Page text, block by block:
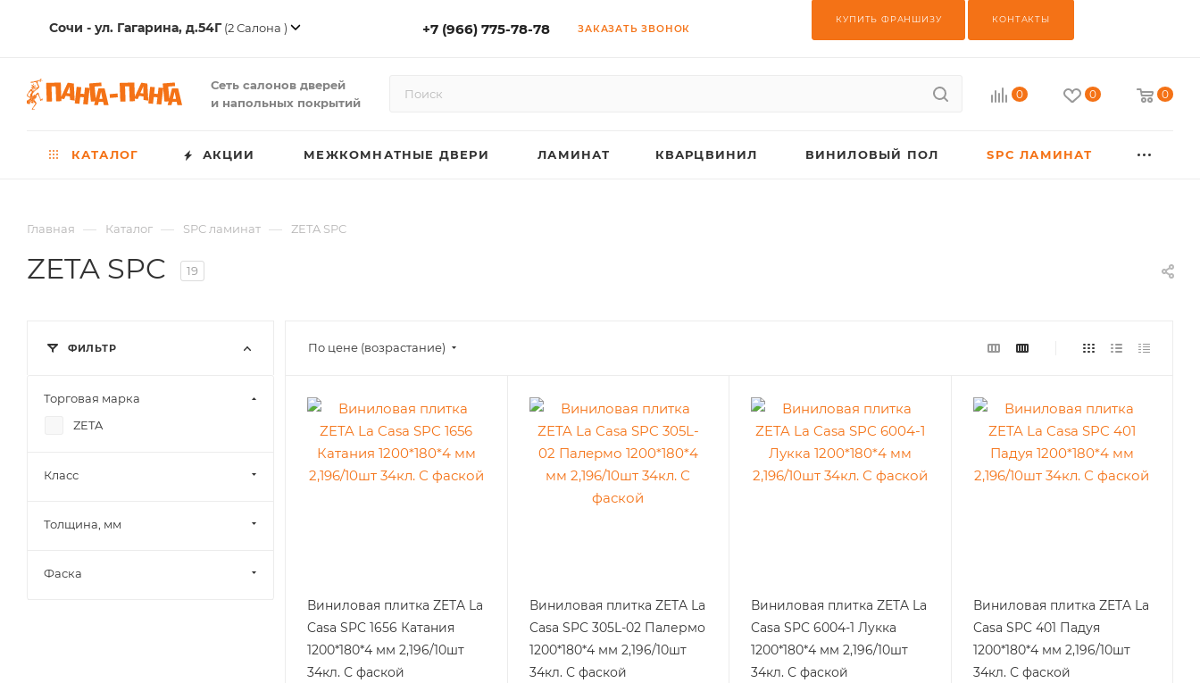
Сочи - ул. Гагарина, д.54Г(2 Салона ) +7 (966) 775-78-78 ЗАКАЗАТЬ ЗВОНОК
КУПИТЬ ФРАНШИЗУ КОНТАКТЫ
Сеть салонов дверей
и напольных покрытий
0 0 0
КАТАЛОГ АКЦИИ МЕЖКОМНАТНЫЕ ДВЕРИ ЛАМИНАТ КВАРЦВИНИЛ ВИНИЛОВЫЙ ПОЛ SPC ЛАМИНАТ
Главная — Каталог — SPC ламинат — ZETA SPC
ZETA SPC 19
По цене (возрастание)
Виниловая плитка ZETA La
Casa SPC 1656 Катания
1200*180*4 мм 2,196/10шт
34кл. С фаской
Виниловая плитка ZETA La
Casa SPC 305L-02 Палермо
1200*180*4 мм 2,196/10шт
34кл. С фаской
Виниловая плитка ZETA La
Casa SPC 6004-1 Лукка
1200*180*4 мм 2,196/10шт
34кл. С фаской
Виниловая плитка ZETA La
Casa SPC 401 Падуя
1200*180*4 мм 2,196/10шт
34кл. С фаской
ФИЛЬТР
Торговая марка
ZETA
Класс
Толщина, мм
Фаска